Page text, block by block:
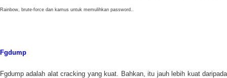
Rainbow, brute-force dan kamus untuk memulihkan password..
Fgdump
Fgdump adalah alat cracking yang kuat. Bahkan, itu jauh lebih kuat daripada